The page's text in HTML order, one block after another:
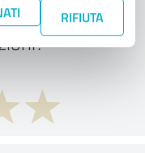
RIFIUTA
rapporto